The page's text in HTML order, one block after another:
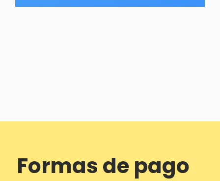
Formas de pago